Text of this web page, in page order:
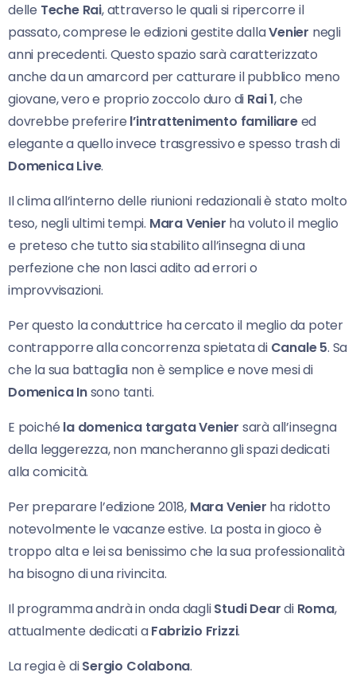
delle Teche Rai, attraverso le quali si ripercorre il
passato, comprese le edizioni gestite dallaVenier negli
anni precedenti. Questo spazio sarà caratterizzato
anche da un amarcord per catturare il pubblico meno
giovane, vero e proprio zoccolo duro di Rai 1, che
dovrebbe preferire l’intrattenimento familiareed
elegante a quello invece trasgressivo e spesso trash di
Domenica Live.
Il clima all’interno delle riunioni redazionali è stato molto
teso, negli ultimi tempi. Mara Venier ha voluto il meglio
e preteso che tutto sia stabilito all’insegna di una
perfezione che non lasci adito ad errori o
improvvisazioni.
Per questo la conduttrice ha cercato il meglio da poter
contrapporre alla concorrenza spietata di Canale 5. Sa
che la sua battaglia non è semplice e nove mesi di
Domenica Insono tanti.
E poiché la domenica targata Venier sarà all’insegna
della leggerezza, non mancheranno gli spazi dedicati
alla comicità.
Per preparare l’edizione 2018, Mara Venier ha ridotto
notevolmente le vacanze estive. La posta in gioco è
troppo alta e lei sa benissimo che la sua professionalità
ha bisogno di una rivincita.
Il programma andrà in onda dagliStudi Deardi Roma,
attualmente dedicati aFabrizio Frizzi.
La regia è diSergio Colabona.